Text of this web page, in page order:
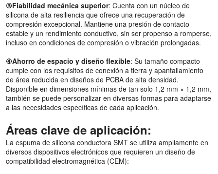
③Fiabilidad mecánica superior: Cuenta con un núcleo de
silicona de alta resiliencia que ofrece una recuperación de
compresión excepcional. Mantiene una presión de contacto
estable y un rendimiento conductivo, sin ser propenso a romperse,
incluso en condiciones de compresión o vibración prolongadas.
④Ahorro de espacio y diseño flexible: Su tamaño compacto
cumple con los requisitos de conexión a tierra y apantallamiento
de área reducida en diseños de PCBA de alta densidad.
Disponible en dimensiones mínimas de tan solo 1,2 mm × 1,2 mm,
también se puede personalizar en diversas formas para adaptarse
a las necesidades específicas de cada aplicación.
Áreas clave de aplicación:
La espuma de silicona conductora SMT se utiliza ampliamente en
diversos dispositivos electrónicos que requieren un diseño de
compatibilidad electromagnética (CEM):